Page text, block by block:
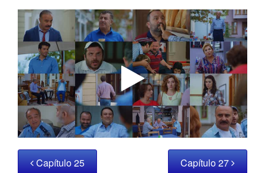
Capítulo 25 Capítulo 27